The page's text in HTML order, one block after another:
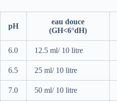
pH
eau douce
(GH<6°dH)
6.0 12.5 ml/ 10 litre
6.5 25 ml/ 10 litre
7.0 50 ml/ 10 litre